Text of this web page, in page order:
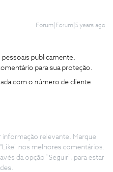
Forum|Forum|5 years ago
publicamente.
para sua proteção.
com o número de cliente
informação relevante. Marque
nos melhores comentários.
da opção "Seguir", para estar